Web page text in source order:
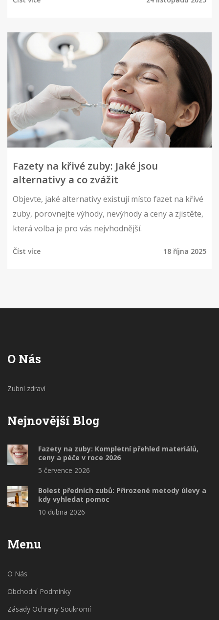
Fazety na křivé zuby: Jaké jsou
alternativy a co zvážit
Objevte, jaké alternativy existují místo fazet na křivé
zuby, porovnejte výhody, nevýhody a ceny a zjistěte,
která volba je pro vás nejvhodnější.
Číst více 18 října 2025
O Nás
Zubní zdraví
Nejnovější Blog
Fazety na zuby: Kompletní přehled materiálů,
ceny a péče v roce 2026
5 července 2026
Bolest předních zubů: Přirozené metody úlevy a
kdy vyhledat pomoc
10 dubna 2026
Menu
O Nás
Obchodní Podmínky
Zásady Ochrany Soukromí